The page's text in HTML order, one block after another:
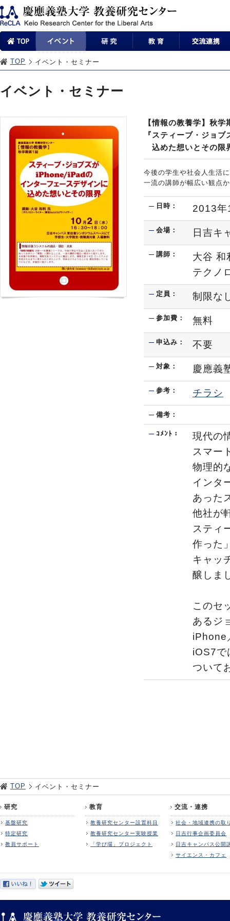
TOP イベント・セミナー
イベント・セミナー
【情報の教養学】秋
『スティーブ・ジョ
込めた想いとその限
今後の学生や社会人生活
一流の講師が幅広い観点
日時： 2013
会場： 日吉キ
講師：
大谷 和
テクノ
定員： 制限な
参加費： 無料
申込み： 不要
対象： 慶應義
参考： チラシ
備考：
ｺﾒﾝﾄ：
現代の
スマー
物理的
インタ
あった
他社が
スティ
作った
キャッ
醸しま
このセ
あるジ
iPhone
iOS7で
ついて
TOP イベント・セミナー
研究
基盤研究
特定研究
教員サポート
教育
教養研究センター設置科目
教養研究センター実験授業
「学び場」プロジェクト
交流・連携
社会・地域連携の取
日吉行事企画委員会
日吉キャンパス公開
サイエンス・カフェ